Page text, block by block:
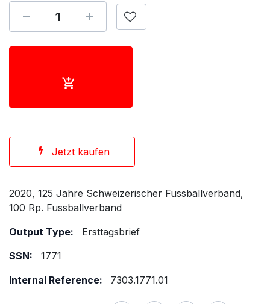
Jetzt kaufen
2020, 125 Jahre Schweizerischer Fussballverband,
100 Rp. Fussballverband
Output Type:
Ersttagsbrief
SSN:
1771
Internal Reference:
7303.1771.01